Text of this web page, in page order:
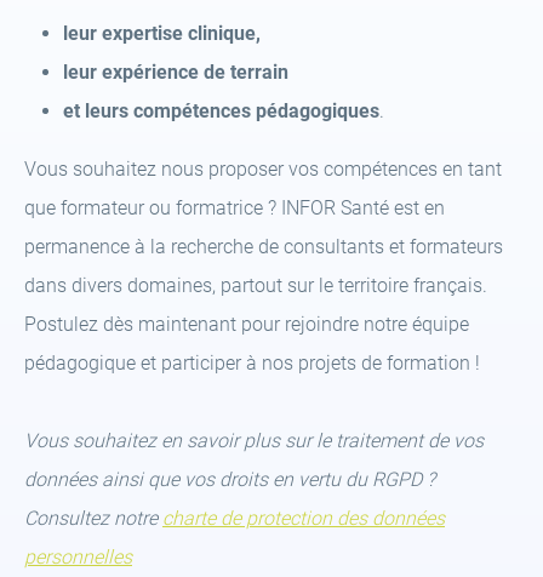
leur expertise clinique,
leur expérience de terrain
et leurs compétences pédagogiques.
Vous souhaitez nous proposer vos compétences en tant
que formateur ou formatrice ? INFOR Santé est en
permanence à la recherche de consultants et formateurs
dans divers domaines, partout sur le territoire français.
Postulez dès maintenant pour rejoindre notre équipe
pédagogique et participer à nos projets de formation !
Vous souhaitez en savoir plus sur le traitement de vos
données ainsi que vos droits en vertu du RGPD ?
Consultez notre charte de protection des données
personnelles